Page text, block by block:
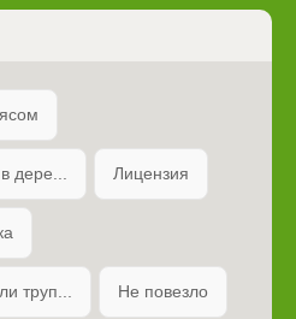
дере... Лицензия
труп... Не повезло